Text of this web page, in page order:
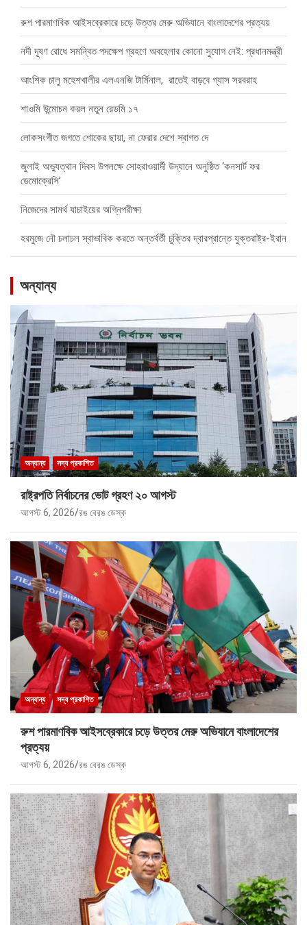
রুশ পারমাণবিক আইসব্রেকারে চড়ে উত্তর মেরু অভিযানে বাংলাদেশের প্রত্যয়
নদী দূষণ রোধে সমন্বিত পদক্ষেপ গ্রহণে অবহেলার কোনো সুযোগ নেই: প্রধানমন্ত্রী
আংশিক চালু মহেশখালীর এলএনজি টার্মিনাল, রাতেই বাড়বে গ্যাস সরবরাহ
শাওমি উন্মোচন করল নতুন রেডমি ১৭
লোকসংগীত জগতে শোকের ছায়া, না ফেরার দেশে স্বাগত দে
জুলাই অভ্যুত্থান দিবস উপলক্ষে সোহরাওয়ার্দী উদ্যানে অনুষ্ঠিত ‘কনসার্ট ফর
ডেমোক্রেসি’
নিজেদের সামর্থ যাচাইয়ের অগ্নিপরীক্ষা
হরমুজে নৌ চলাচল স্বাভাবিক করতে অন্তর্বর্তী চুক্তির দ্বারপ্রান্তে যুক্তরাষ্ট্র-ইরান
অন্যান্য
অন্যান্য সদ্য প্রকাশিত
রাষ্ট্রপতি নির্বাচনের ভোট গ্রহণ ২০ আগস্ট
আগস্ট 6, 2026 রঙ বেরঙ ডেস্ক
অন্যান্য সদ্য প্রকাশিত
রুশ পারমাণবিক আইসব্রেকারে চড়ে উত্তর মেরু অভিযানে বাংলাদেশের
প্রত্যয়
আগস্ট 6, 2026 রঙ বেরঙ ডেস্ক